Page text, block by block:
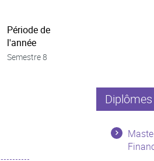
Période de
l'année
Semestre 8